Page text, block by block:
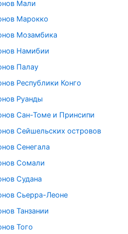
Мали
Марокко
Мозамбика
Намибии
Палау
Республики Конго
Руанды
Сан-Томе и Принсипи
Сейшельских островов
Сенегала
Сомали
Судана
Сьерра-Леоне
Танзании
Того